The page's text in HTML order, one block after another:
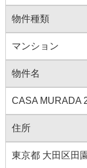
物件種類
マンション
物件名
CASA MURADA
住所
東京都 大田区田